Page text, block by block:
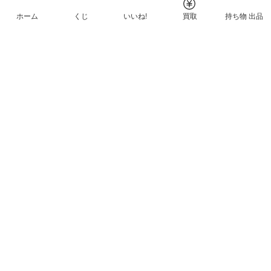
ホーム くじ いいね! 買取 持ち物 出品